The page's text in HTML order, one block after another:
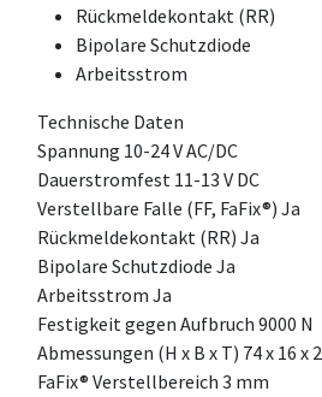
Rückmeldekontakt (RR)
Bipolare Schutzdiode
Arbeitsstrom
Technische Daten
Spannung 10-24 V AC/DC
Dauerstromfest 11-13 V DC
Verstellbare Falle (FF, FaFix®) Ja
Rückmeldekontakt (RR) Ja
Bipolare Schutzdiode Ja
Arbeitsstrom Ja
Festigkeit gegen Aufbruch 9000 N
Abmessungen (H x B x T) 74 x 16 x
FaFix® Verstellbereich 3 mm